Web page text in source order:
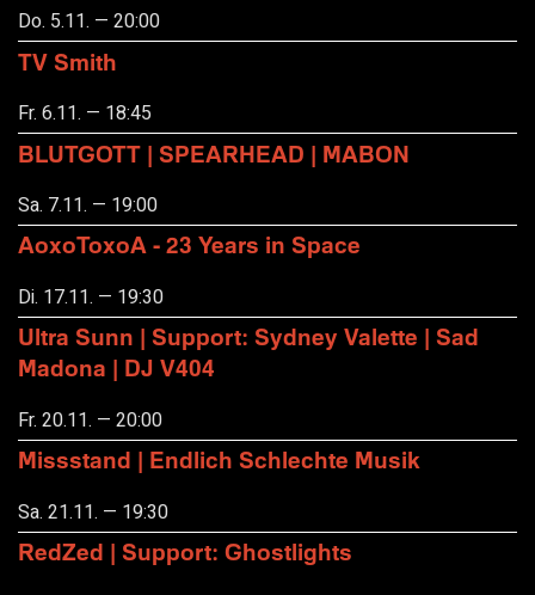
Do. 5.11. — 20:00
TV Smith
Fr. 6.11. — 18:45
BLUTGOTT | SPEARHEAD | MABON
Sa. 7.11. — 19:00
AoxoToxoA - 23 Years in Space
Di. 17.11. — 19:30
Ultra Sunn | Support: Sydney Valette | Sad
Madona | DJ V404
Fr. 20.11. — 20:00
Missstand | Endlich Schlechte Musik
Sa. 21.11. — 19:30
RedZed | Support: Ghostlights